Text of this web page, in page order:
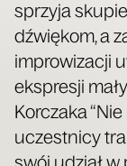
sprzy­ja
dźwiękom, a
improw­iz­a­cji
ekspresji
Kor­cza­ka
uczest­ni­cy